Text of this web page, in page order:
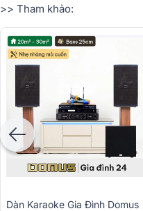
>> Tham khảo:
Dàn Karaoke Gia Đình Domus